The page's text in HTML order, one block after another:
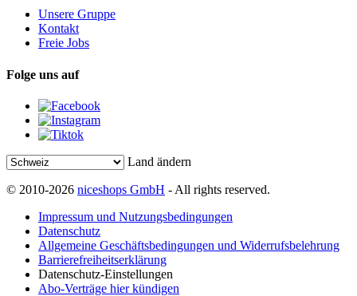
Unsere Gruppe
Kontakt
Freie Jobs
Folge uns auf
Land ändern
© 2010-2026 niceshops GmbH - All rights reserved.
Impressum und Nutzungsbedingungen
Datenschutz
Allgemeine Geschäftsbedingungen und Widerrufsbelehrung
Barrierefreiheitserklärung
Datenschutz-Einstellungen
Abo-Verträge hier kündigen